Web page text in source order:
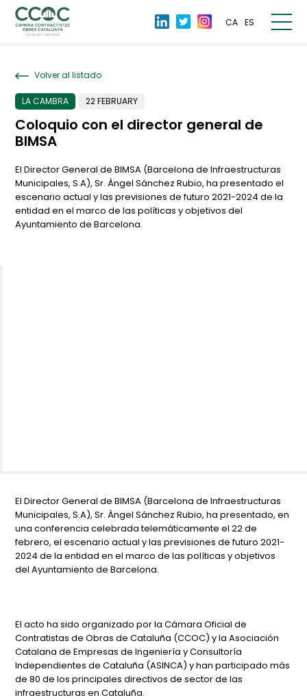
CA ES
Volver al listado
LA CAMBRA 22 FEBRUARY
Coloquio con el director general de
BIMSA
El Director General de BIMSA (Barcelona de Infraestructuras
Municipales, S.A), Sr. Àngel Sánchez Rubio, ha presentado el
escenario actual y las previsiones de futuro 2021-2024 de la
entidad en el marco de las políticas y objetivos del
Ayuntamiento de Barcelona.
El Director General de BIMSA (Barcelona de Infraestructuras
Municipales, S.A), Sr. Àngel Sánchez Rubio, ha presentado, en
una conferencia celebrada telemáticamente el 22 de
febrero, el escenario actual y las previsiones de futuro 2021-
2024 de la entidad en el marco de las políticas y objetivos
del Ayuntamiento de Barcelona.
El acto ha sido organizado por la Cámara Oficial de
Contratistas de Obras de Cataluña (CCOC) y la Asociación
Catalana de Empresas de Ingeniería y Consultoría
Independientes de Cataluña (ASINCA) y han participado más
de 80 de los principales directivos de sector de las
infraestructuras en Cataluña.